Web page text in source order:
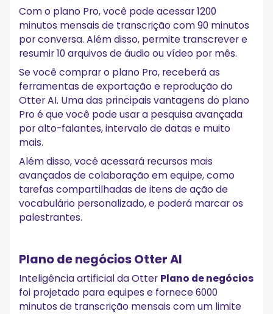
Com o plano Pro, você pode acessar 1200
minutos mensais de transcrição com 90 minutos
por conversa. Além disso, permite transcrever e
resumir 10 arquivos de áudio ou vídeo por mês.
Se você comprar o plano Pro, receberá as
ferramentas de exportação e reprodução do
Otter AI. Uma das principais vantagens do plano
Pro é que você pode usar a pesquisa avançada
por alto-falantes, intervalo de datas e muito
mais.
Além disso, você acessará recursos mais
avançados de colaboração em equipe, como
tarefas compartilhadas de itens de ação de
vocabulário personalizado, e poderá marcar os
palestrantes.
Plano de negócios Otter AI
Inteligência artificial da Otter Plano de negócios
foi projetado para equipes e fornece 6000
minutos de transcrição mensais com um limite